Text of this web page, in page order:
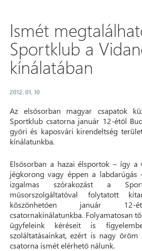
Ismét
Sportklub a
kínálatában
2012. 01. 10
Az elsősorban magyar csapatok
Sportklub csatorna január 12-étől
győri és kaposvári kirendeltség
kínálatunkba.
Elsősorban a hazai élsportok – így a
jégkorong vagy éppen a labdarúgás
izgalmas szórakozást a
műsorszolgáltatóval folytatott
köszönhetően január 12-
csatornakínálatunkba. Folyamatosan
ügyfeleink kéréseit is
szoláltatásainkat, ezért is nagy öröm
csatorna ismét elérhető nálunk.